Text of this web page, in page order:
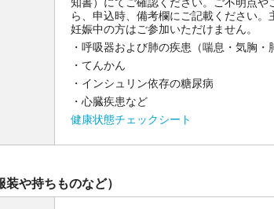
ら、申込時、備考欄にご記載ください
妊娠中の方はご参加いただけません。
・呼吸器および肺の疾患（喘息・気胸・
・てんかん
・インシュリン依存の糖尿病
・心臓疾患など
健康状態チェックシート
や持ちものなど）